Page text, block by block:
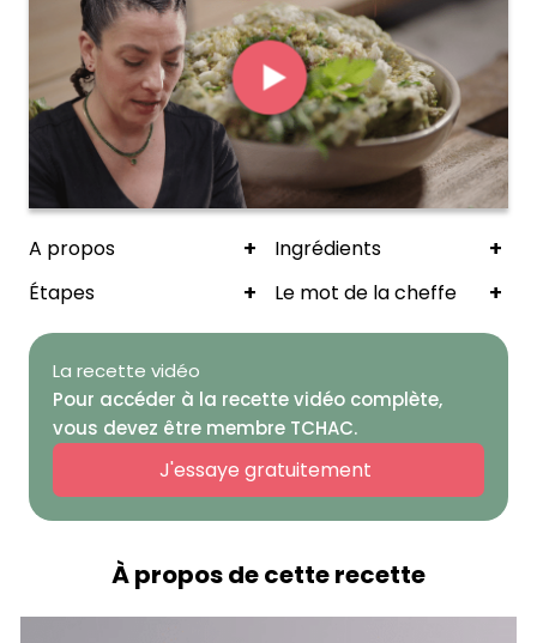
A propos + Ingrédients +
Étapes + Le mot de la cheffe +
La recette vidéo
Pour accéder à la recette vidéo complète,
vous devez être membre TCHAC.
J'essaye gratuitement
À propos de cette recette